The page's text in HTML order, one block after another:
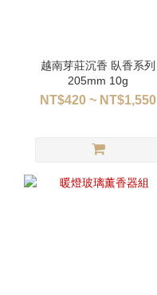
越南芽莊沉香 臥香系列
205mm 10g
NT$420 ~ NT$1,550